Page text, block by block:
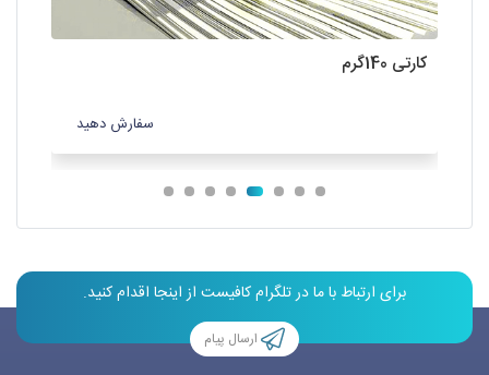
کارتی 140گرم
سفارش دهید
برای ارتباط با ما در تلگرام کافیست از اینجا اقدام کنید.
ارسال پیام